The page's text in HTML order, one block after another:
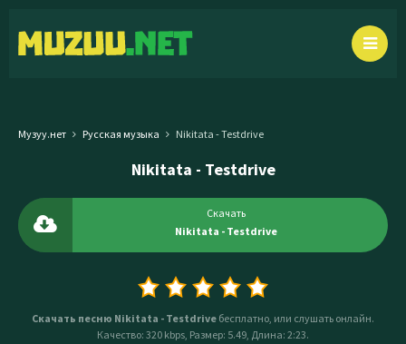
Музуу.нет Русская музыка Nikitata - Testdrive
Nikitata - Testdrive
Скачать
Nikitata - Testdrive
Скачать песню Nikitata - Testdrive бесплатно, или слушать онлайн.
Качество: 320 kbps, Размер: 5.49, Длина: 2:23.